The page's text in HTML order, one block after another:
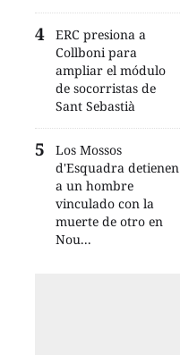
ERC presiona a
Collboni para
ampliar el módulo
de socorristas de
Sant Sebastià
Los Mossos
d'Esquadra detienen
a un hombre
vinculado con la
muerte de otro en
Nou...